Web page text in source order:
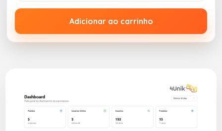
Adicionar ao carrinho